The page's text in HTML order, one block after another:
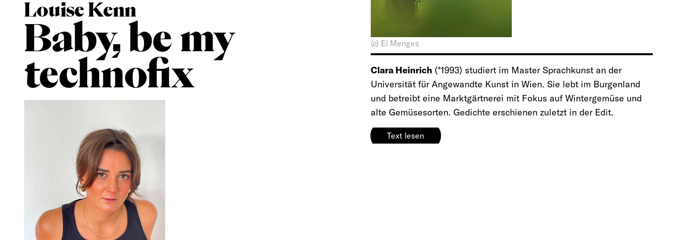
(c) El Menges
Clara Heinrich (*1993) studiert im Master Sprachkunst an der
Universität für Angewandte Kunst in Wien. Sie lebt im Burgenland
und betreibt eine Marktgärtnerei mit Fokus auf Wintergemüse und
alte Gemüsesorten. Gedichte erschienen zuletzt in der Edit.
Text lesen
Louise Kenn
Baby, be my
technofix